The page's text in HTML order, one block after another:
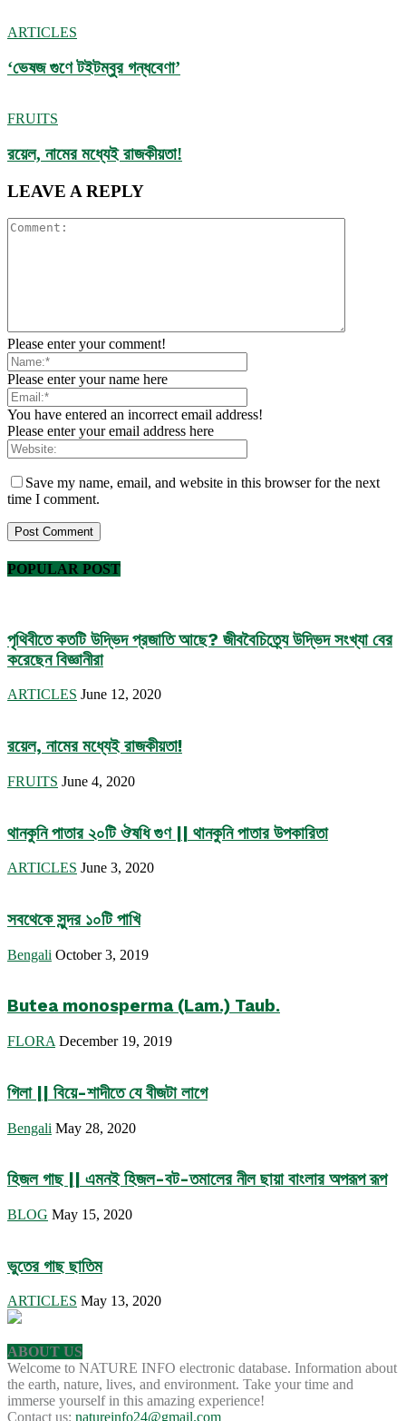
ARTICLES
‘ভেষজ গুণে টইটম্বুর গন্ধবেণা’
FRUITS
রয়েল, নামের মধ্যেই রাজকীয়তা!
LEAVE A REPLY
Please enter your comment!
Please enter your name here
You have entered an incorrect email address!
Please enter your email address here
Save my name, email, and website in this browser for the next
time I comment.
POPULAR POST
পৃথিবীতে কতটি উদ্ভিদ প্রজাতি আছে? জীববৈচিত্র্যে উদ্ভিদ সংখ্যা বের
করেছেন বিজ্ঞানীরা
ARTICLES June 12, 2020
রয়েল, নামের মধ্যেই রাজকীয়তা!
FRUITS June 4, 2020
থানকুনি পাতার ২০টি ঔষধি গুণ || থানকুনি পাতার উপকারিতা
ARTICLES June 3, 2020
সবথেকে সুন্দর ১০টি পাখি
Bengali October 3, 2019
Butea monosperma (Lam.) Taub.
FLORA December 19, 2019
গিলা || বিয়ে-শাদীতে যে বীজটা লাগে
Bengali May 28, 2020
হিজল গাছ || এমনই হিজল-বট-তমালের নীল ছায়া বাংলার অপরূপ রূপ
BLOG May 15, 2020
ভুতের গাছ ছাতিম
ARTICLES May 13, 2020
ABOUT US
Welcome to NATURE INFO electronic database. Information about
the earth, nature, lives, and environment. Take your time and
immerse yourself in this amazing experience!
Contact us: natureinfo24@gmail.com